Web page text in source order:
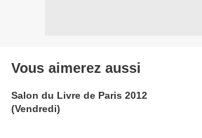
Vous aimerez aussi
Salon du Livre de Paris 2012
(Vendredi)